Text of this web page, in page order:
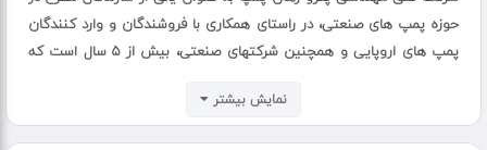
حوزه پمپ های صنعتی، در راستای همکاری با فروشندگان و وارد کنندگان
پمپ های اروپایی و همچنین شرکتهای صنعتی، بیش از 5 سال است که
نمایش بیشتر